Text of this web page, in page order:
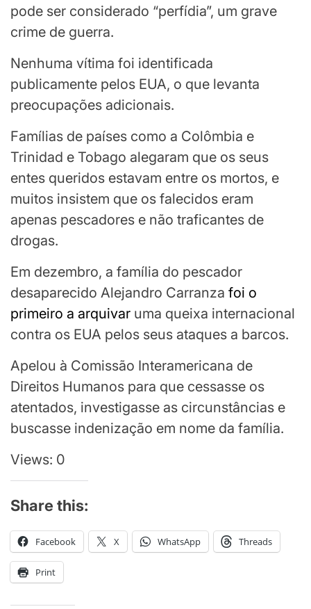
pode ser considerado “perfídia”, um grave
crime de guerra.
Nenhuma vítima foi identificada
publicamente pelos EUA, o que levanta
preocupações adicionais.
Famílias de países como a Colômbia e
Trinidad e Tobago alegaram que os seus
entes queridos estavam entre os mortos, e
muitos insistem que os falecidos eram
apenas pescadores e não traficantes de
drogas.
Em dezembro, a família do pescador
desaparecido Alejandro Carranza foi o
primeiro a arquivar uma queixa internacional
contra os EUA pelos seus ataques a barcos.
Apelou à Comissão Interamericana de
Direitos Humanos para que cessasse os
atentados, investigasse as circunstâncias e
buscasse indenização em nome da família.
Views: 0
Share this:
Facebook X WhatsApp Threads
Print